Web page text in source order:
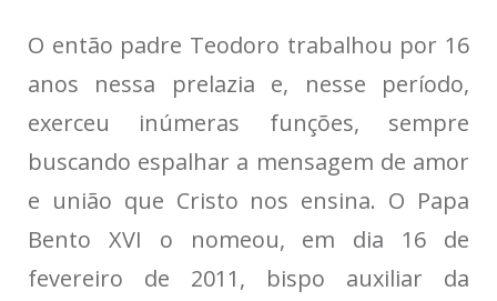
O então padre Teodoro trabalhou por 16
anos nessa prelazia e, nesse período,
exerceu inúmeras funções, sempre
buscando espalhar a mensagem de amor
e união que Cristo nos ensina. O Papa
Bento XVI o nomeou, em dia 16 de
fevereiro de 2011, bispo auxiliar da